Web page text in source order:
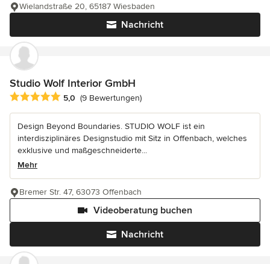
Nachricht
Wielandstraße 20, 65187 Wiesbaden
Studio Wolf Interior GmbH
Durchschnittliche Bewertung: 5 von 5 Sternen
5,0 (9 Bewertungen)
Design Beyond Boundaries. STUDIO WOLF ist ein
interdisziplinäres Designstudio mit Sitz in Offenbach, welches
exklusive und maßgeschneiderte...
Mehr
Nachricht
Videoberatung buchen
Bremer Str. 47, 63073 Offenbach